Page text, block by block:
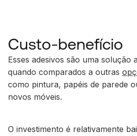
Custo-benefício
Esses adesivos são uma solução
quando comparados a outras
como pintura, papéis de parede
novos móveis.
O investimento é relativamente